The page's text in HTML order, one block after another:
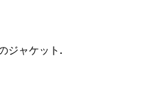
ジャケット.